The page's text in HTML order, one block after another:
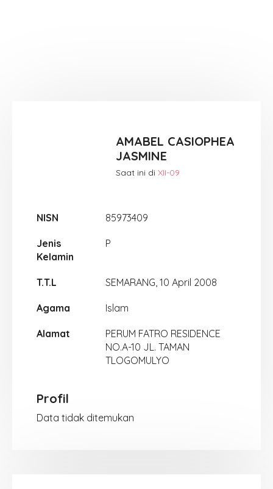
AMABEL CASIOPHEA
JASMINE
Saat ini di XII-09
NISN 85973409
Jenis
Kelamin
P
T.T.L SEMARANG, 10 April 2008
Agama Islam
Alamat
PERUM FATRO RESIDENCE
NO.A-10 JL. TAMAN
TLOGOMULYO
Profil
Data tidak ditemukan